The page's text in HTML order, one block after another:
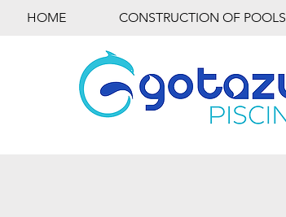
HOME CONSTRUCTION OF POOLS